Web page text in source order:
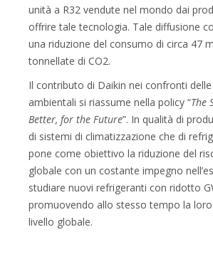
unità a R32 vendute nel mondo dai
offrire tale tecnologia. Tale diffusione
una riduzione del consumo di circa 47
tonnellate di CO2.
Il contributo di Daikin nei confronti
ambientali si riassume nella policy “The
Better, for the Future”. In qualità di
di sistemi di climatizzazione che di
pone come obiettivo la riduzione del
globale con un costante impegno
studiare nuovi refrigeranti con ridotto
promuovendo allo stesso tempo la
livello globale.